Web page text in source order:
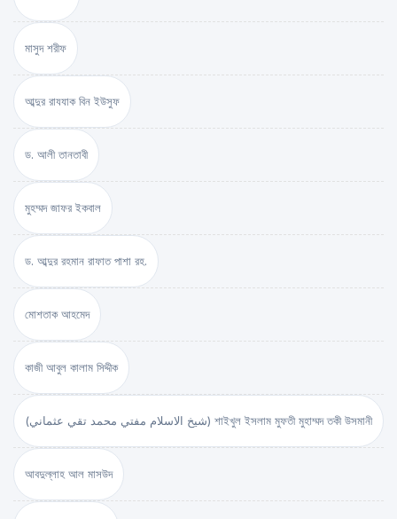
মাসুদ শরীফ
আব্দুর রাযযাক বিন ইউসুফ
ড. আলী তানতাবী
মুহম্মদ জাফর ইকবাল
ড. আব্দুর রহমান রাফাত পাশা রহ.
মোশতাক আহমেদ
কাজী আবুল কালাম সিদ্দীক
(شيخ الاسلام مفتي محمد تقي عثماني) শাইখুল ইসলাম মুফতী মুহাম্মদ তকী উসমানী
আবদুল্লাহ আল মাসউদ